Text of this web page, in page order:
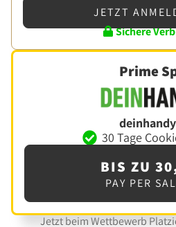
JETZT
Sichere
Prime
30 Tage
BIS ZU
PAY PER
Jetzt beim Wettbewerb